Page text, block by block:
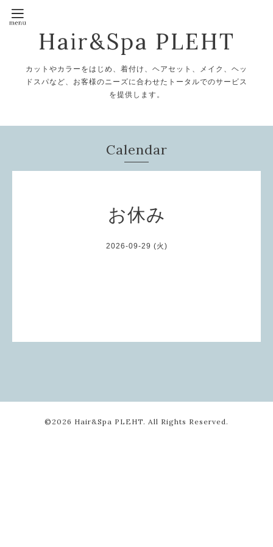
Hair&Spa PLEHT
カットやカラーをはじめ、着付け、ヘアセット、メイク、ヘッ
ドスパなど、お客様のニーズに合わせたトータルでのサービス
を提供します。
Calendar
お休み
2026-09-29 (火)
©2026 Hair&Spa PLEHT. All Rights Reserved.